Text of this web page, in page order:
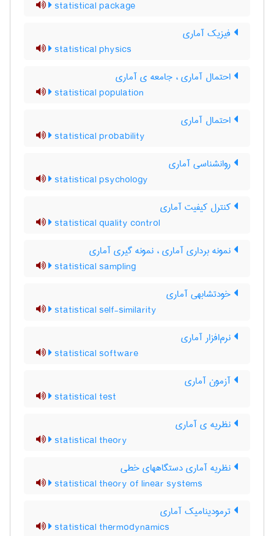
statistical package
فیزیک آماری
statistical physics
احتمال آماری ، جامعه ی آماری
statistical population
احتمال آماری
statistical probability
روانشناسی آماری
statistical psychology
کنترل کیفیت آماری
statistical quality control
نمونه برداری آماری ، نمونه گیری آماری
statistical sampling
خودتشابهی آماری
statistical self-similarity
نرم‌افزار آماری
statistical software
آزمون آماری
statistical test
نظریه ی آماری
statistical theory
نظریه آماری دستگاههای خطی
statistical theory of linear systems
ترمودینامیک آماری
statistical thermodynamics